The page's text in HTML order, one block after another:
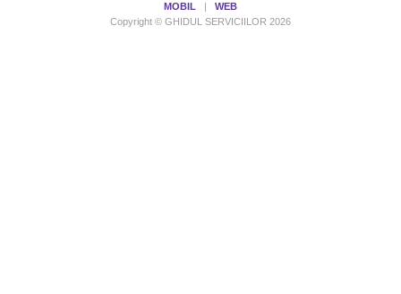
MOBIL
WEB
Copyright © GHIDUL SERVICIILOR 2026